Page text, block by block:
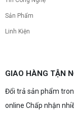
Sản Phẩm
Linh Kiện
GIAO HÀNG TẬN
Đổi trả sản phẩm
online Chấp nhận